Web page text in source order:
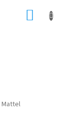
Mattel